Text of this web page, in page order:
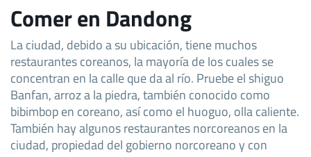
Comer en Dandong
La ciudad, debido a su ubicación, tiene muchos
restaurantes coreanos, la mayoría de los cuales se
concentran en la calle que da al río. Pruebe el shiguo
Banfan, arroz a la piedra, también conocido como
bibimbop en coreano, así como el huoguo, olla caliente.
También hay algunos restaurantes norcoreanos en la
ciudad, propiedad del gobierno norcoreano y con